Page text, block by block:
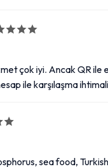
çok iyi. Ancak QR ile
ile karşılaşma
sea food,